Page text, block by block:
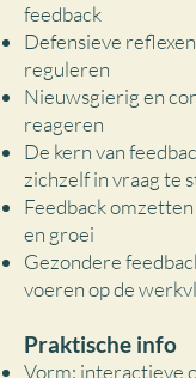
feedback
Defensieve
reguleren
Nieuwsgierig en
reageren
De kern van
zichzelf in vraag te
Feedback
en groei
Gezondere
voeren op de
Praktische info
Vorm: interactieve